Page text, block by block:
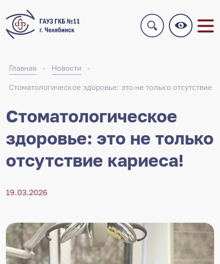
Главная Новости
Стоматологическое здоровье: это не только отсутствие
Стоматологическое
здоровье: это не только
отсутствие кариеса!
19.03.2026